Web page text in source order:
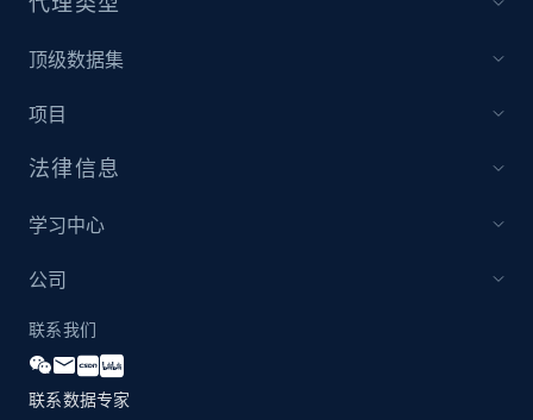
顶级数据集
项目
法律信息
学习中心
公司
联系我们
联系数据专家